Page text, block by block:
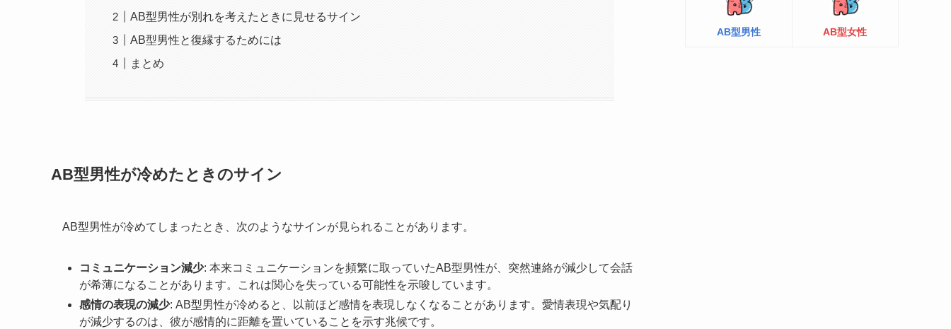
AB型男性が別れを考えたときに見せるサイン
AB型男性と復縁するためには
まとめ
AB型男性が冷めたときのサイン
AB型男性が冷めてしまったとき、次のようなサインが見られることがあります。
コミュニケーション減少: 本来コミュニケーションを頻繁に取っていたAB型男性が、突然連絡が減少して会話
が希薄になることがあります。これは関心を失っている可能性を示唆しています。
感情の表現の減少: AB型男性が冷めると、以前ほど感情を表現しなくなることがあります。愛情表現や気配り
が減少するのは、彼が感情的に距離を置いていることを示す兆候です。
AB型男性 AB型女性